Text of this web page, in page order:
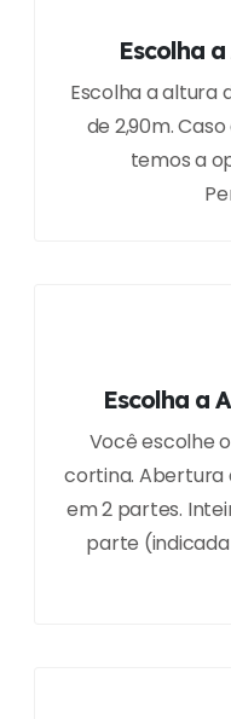
Escolha
Escolha a altura
de 2,90m.
temos a
Escolha a
Você escolhe
cortina. Abertura
em 2 partes.
parte